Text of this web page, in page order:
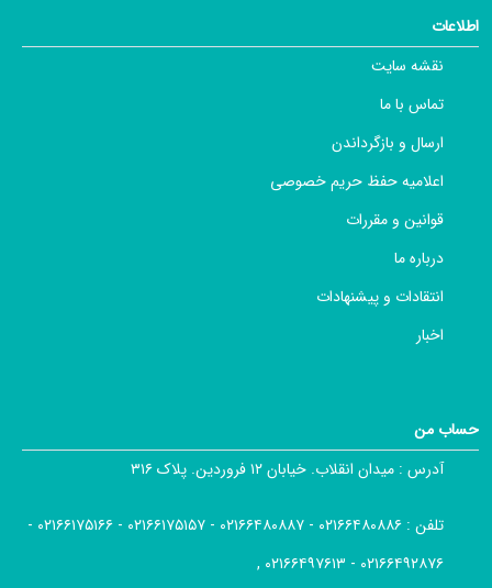
اطلاعات
نقشه سایت
تماس با ما
ارسال و بازگرداندن
اعلامیه حفظ حریم خصوصی
قوانین و مقررات
درباره ما
انتقادات و پیشنهادات
اخبار
حساب من
آدرس : میدان انقلاب. خیابان ۱۲ فروردین. پلاک ۳۱۶
تلفن :
۰۲۱۶۶۴۸۰۸۸۶ - ۰۲۱۶۶۴۸۰۸۸۷ - ۰۲۱۶۶۱۷۵۱۵۷ - ۰۲۱۶۶۱۷۵۱۶۶ -
۰۲۱۶۶۴۹۲۸۷۶ - ۰۲۱۶۶۴۹۷۶۱۳ ,